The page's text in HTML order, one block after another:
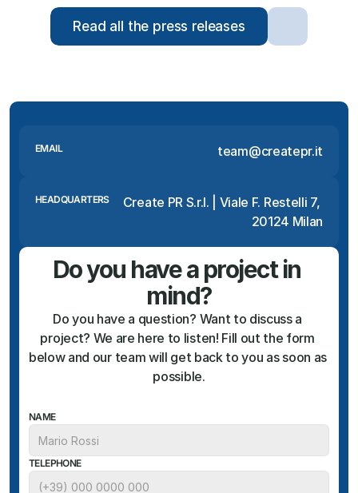
Read all the press releases
EMAIL team@createpr.it
HEADQUARTERS
Create PR S.r.l. | Viale F. Restelli 7,
20124 Milan
Do you have a project in
mind?
Do you have a question? Want to discuss a
project? We are here to listen! Fill out the form
below and our team will get back to you as soon as
possible.
NAME
TELEPHONE